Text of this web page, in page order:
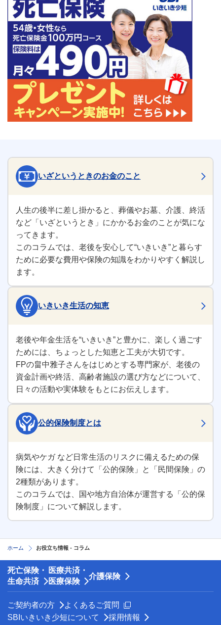
いざというときのお金のこと
人生の後半に差し掛かると、葬儀やお墓、介護、終活
など「いざというとき」にかかるお金のことが気にな
ってきます。
このコラムでは、老後を安心して“いきいき”と暮らす
ために必要な費用や保険の知識をわかりやすく解説し
ます。
いきいき生活の知恵
老後や年金生活を“いきいき”と豊かに、楽しく過ごす
ためには、ちょっとした知恵と工夫が大切です。
FPの畠中雅子さんをはじめとする専門家が、老後の
資金計画や終活、高齢者施設の選び方などについて、
日々の活動や実体験をもとにお伝えします。
公的保険制度とは
病気やケガ など日常生活のリスクに備えるための保
険には、大きく分けて「公的保険」と「民間保険」の
2種類があります。
このコラムでは、国や地方自治体が運営する「公的保
険制度」について解説します。
ホーム お役立ち情報 - コラム
死亡保険・
生命共済
医療共済・
医療保険
介護保険
ご契約者の方 よくあるご質問新規ウィンドウを開きます
SBIいきいき少短について
採用情報